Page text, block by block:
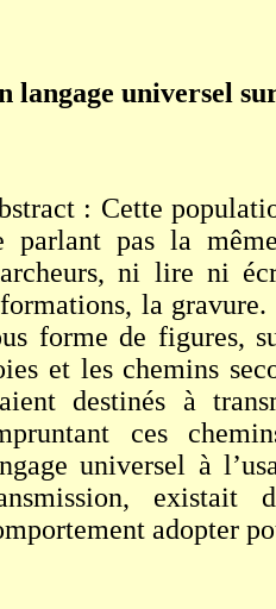
langage universel
: Cette
parlant pas la
ni lire ni
la
forme de figures,
et les chemins
destinés à
ces
universel à
adopter